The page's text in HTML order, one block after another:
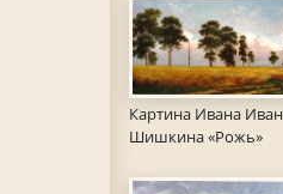
Картина Ивана
Шишкина «Рожь»